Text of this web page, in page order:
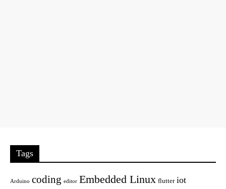
Tags
Arduino coding editor Embedded Linux flutter iot